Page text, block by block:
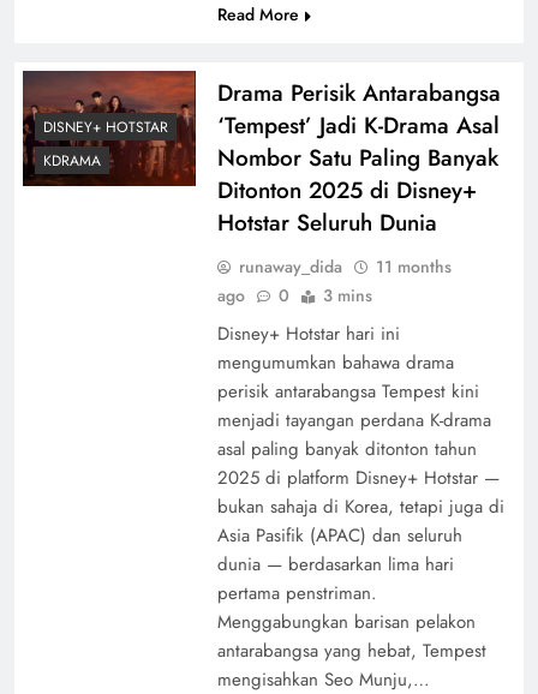
Read More
DISNEY+ HOTSTAR
KDRAMA
Drama Perisik Antarabangsa
‘Tempest’ Jadi K-Drama Asal
Nombor Satu Paling Banyak
Ditonton 2025 di Disney+
Hotstar Seluruh Dunia
runaway_dida
11 months
ago
0 3 mins
Disney+ Hotstar hari ini
mengumumkan bahawa drama
perisik antarabangsa Tempest kini
menjadi tayangan perdana K-drama
asal paling banyak ditonton tahun
2025 di platform Disney+ Hotstar —
bukan sahaja di Korea, tetapi juga di
Asia Pasifik (APAC) dan seluruh
dunia — berdasarkan lima hari
pertama penstriman.
Menggabungkan barisan pelakon
antarabangsa yang hebat, Tempest
mengisahkan Seo Munju,…